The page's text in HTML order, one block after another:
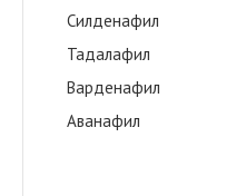
Cилденафил
Тадалафил
Варденафил
Аванафил